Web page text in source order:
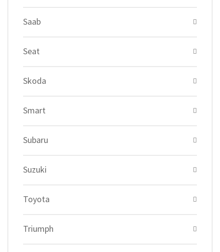
Saab
Seat
Skoda
Smart
Subaru
Suzuki
Toyota
Triumph